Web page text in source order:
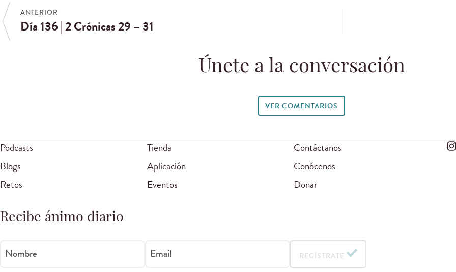
ANTERIOR
Día 136 | 2 Crónicas 29 – 31
Únete a la conversación
VER COMENTARIOS
Podcasts
Blogs
Retos
Tienda
Aplicación
Eventos
Contáctanos
Conócenos
Donar
Recibe ánimo diario
Nombre Email REGÍSTRATE